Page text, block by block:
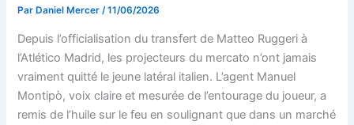
Par Daniel Mercer/11/06/2026
Depuis l’officialisation du transfert de Matteo Ruggeri à
l’Atlético Madrid, les projecteurs du mercato n’ont jamais
vraiment quitté le jeune latéral italien. L’agent Manuel
Montipò, voix claire et mesurée de l’entourage du joueur, a
remis de l’huile sur le feu en soulignant que dans un marché